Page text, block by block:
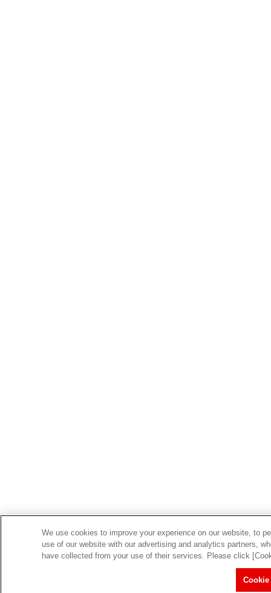
We use cookies to improve your experience on our website, to
use of our website with our advertising and analytics partners,
have collected from your use of their services. Please click